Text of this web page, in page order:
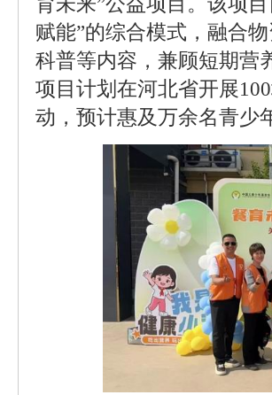
赋能”的综合模式，融合
科普等内容，兼顾短期营
项目计划在河北省开展
动，预计惠及万余名青少